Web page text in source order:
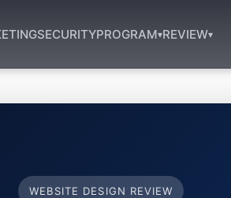
SECURITYPROGRAM▾REVIEW▾
WEBSITE DESIGN REVIEW